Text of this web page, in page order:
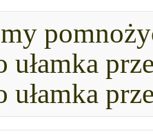
ułamka
ułamka